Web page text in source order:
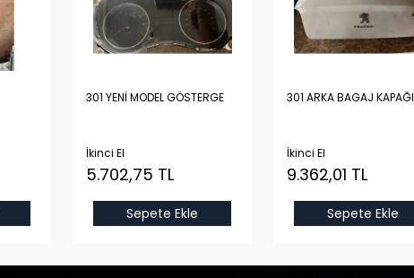
301 YENİ MODEL GÖSTERGE
İkinci El
5.702,75 TL
Sepete Ekle
301 ARKA BAGAJ KAPAĞI
İkinci El
9.362,01 TL
Sepete Ekle